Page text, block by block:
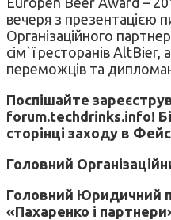
вечеря з презентацією
Організаційного
сім`ї ресторанів AltBier,
переможців та
Поспішайте
forum.techdrinks.info!
сторінці заходу в
Головний
Головний Юридичний
«Пахаренко і